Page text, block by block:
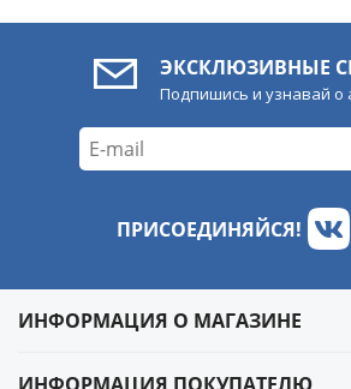
ЭКСКЛЮЗИВНЫЕ
Подпишись и узнавай о
ПРИСОЕДИНЯЙСЯ!
ИНФОРМАЦИЯ О МАГАЗИНЕ